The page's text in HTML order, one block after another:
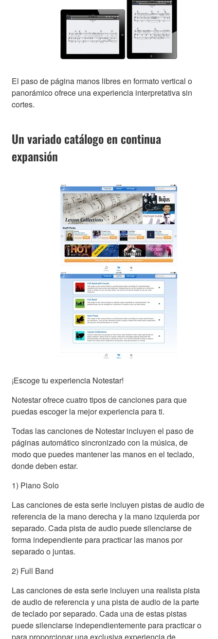
El paso de página manos libres en formato vertical o
panorámico ofrece una experiencia interpretativa sin
cortes.
Un variado catálogo en continua
expansión
¡Escoge tu experiencia Notestar!
Notestar ofrece cuatro tipos de canciones para que
puedas escoger la mejor experiencia para ti.
Todas las canciones de Notestar incluyen el paso de
páginas automático sincronizado con la música, de
modo que puedes mantener las manos en el teclado,
donde deben estar.
1) Piano Solo
Las canciones de esta serie incluyen pistas de audio de
referencia de la mano derecha y la mano izquierda por
separado. Cada pista de audio puede silenciarse de
forma independiente para practicar las manos por
separado o juntas.
2) Full Band
Las canciones de esta serie incluyen una realista pista
de audio de referencia y una pista de audio de la parte
de teclado por separado. Cada una de estas pistas
puede silenciarse independientemente para practicar o